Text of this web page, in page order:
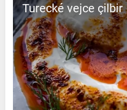
Turecké vejce çilbir